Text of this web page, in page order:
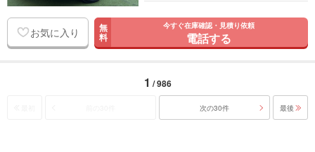
お気に入り 無
料
今すぐ在庫確認・見積り依頼
電話する
1 / 986
次の30件 最後